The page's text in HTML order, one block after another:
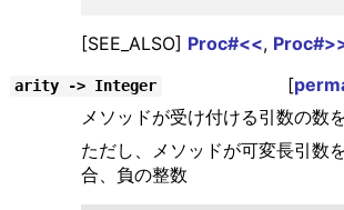
[SEE_ALSO] Proc#<<,
arity -> Integer [
メソッドが受け付ける引数の数
ただし、メソッドが可変長引数
合、負の整数